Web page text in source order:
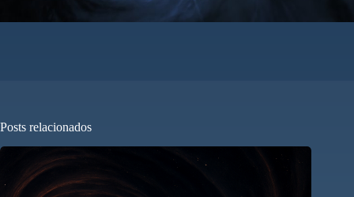
Posts relacionados